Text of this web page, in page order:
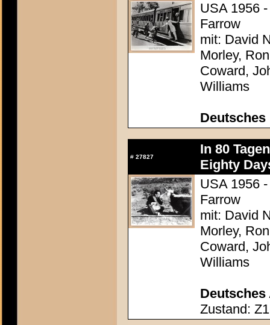
USA 1956
Farrow
mit: David
Morley,
Coward,
Williams
# 27827
In 80
Eighty
USA 1956
Farrow
mit: David
Morley,
Coward,
Williams
Deutsches
Zustand: Z1